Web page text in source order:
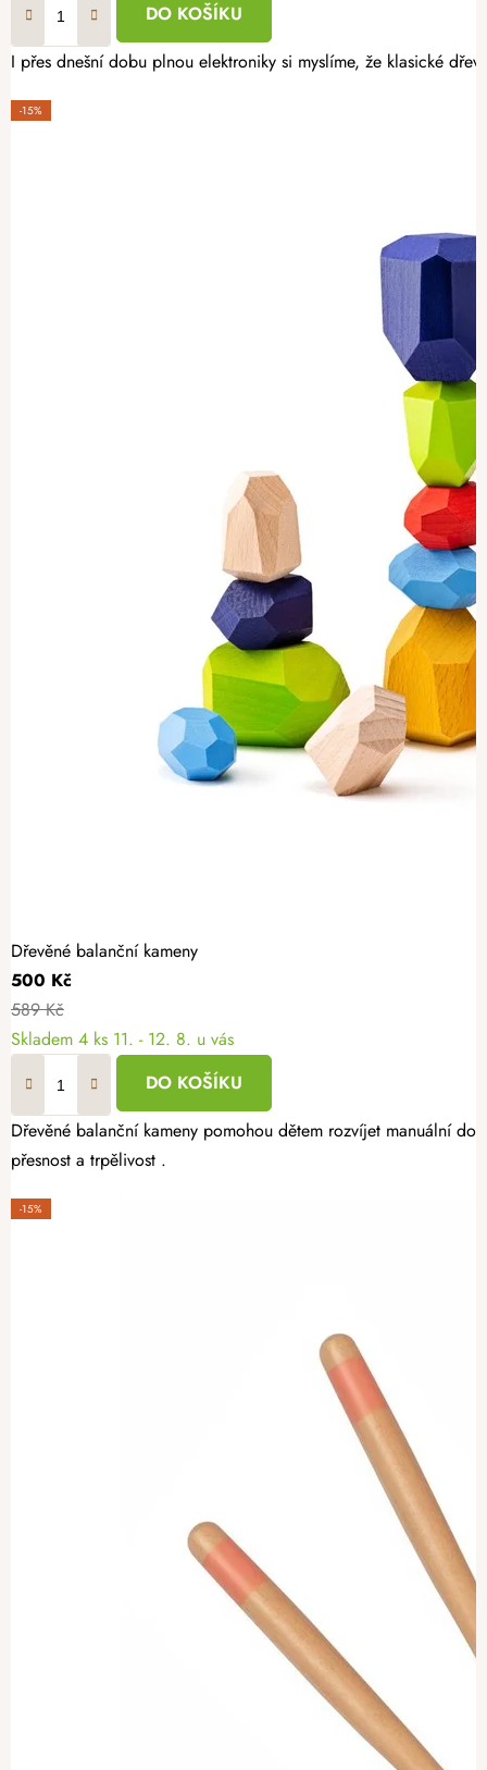
DO KOŠÍKU
I přes dnešní dobu plnou elektroniky si myslíme, že klasické
-15%
Dřevěné balanční kameny
500 Kč
589 Kč
Skladem 4 ks 11. - 12. 8. u vás
DO KOŠÍKU
Dřevěné balanční kameny pomohou dětem rozvíjet manuální
přesnost a trpělivost .
-15%